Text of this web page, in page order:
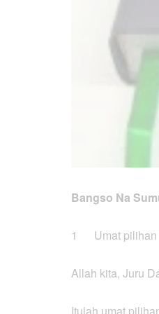
Bangso Na
1 Umat pilihan
Allah kita, Juru
Itulah umat